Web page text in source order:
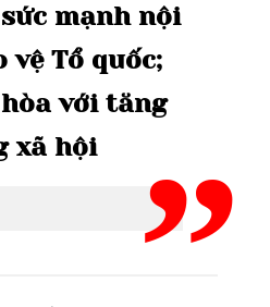
sức mạnh nội
vệ Tổ quốc;
hòa với tăng
xã hội